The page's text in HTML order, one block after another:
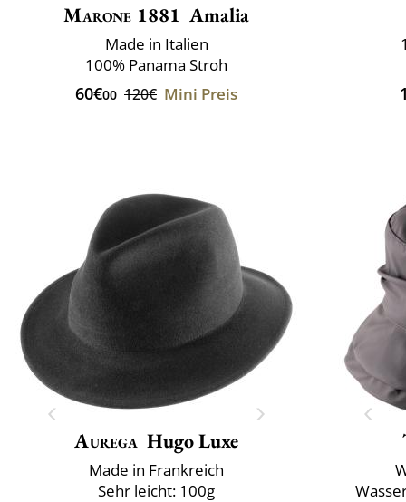
Marone 1881 Amalia
Made in Italien
100% Panama Stroh
60€00 120€ Mini Preis
Aurega Hugo Luxe
Made in Frankreich
Sehr leicht: 100g